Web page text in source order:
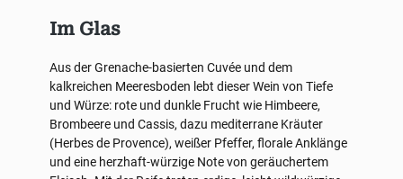
Im Glas
Aus der Grenache-basierten Cuvée und dem
kalkreichen Meeresboden lebt dieser Wein von Tiefe
und Würze: rote und dunkle Frucht wie Himbeere,
Brombeere und Cassis, dazu mediterrane Kräuter
(Herbes de Provence), weißer Pfeffer, florale Anklänge
und eine herzhaft-würzige Note von geräuchertem